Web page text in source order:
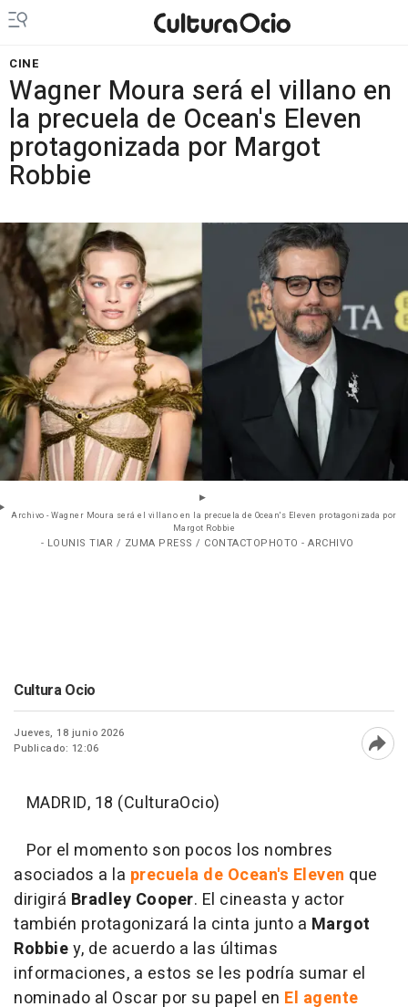
CINE
Wagner Moura será el villano en
la precuela de Ocean's Eleven
protagonizada por Margot
Robbie
Archivo - Wagner Moura será el villano en la precuela de Ocean's Eleven protagonizada por
Margot Robbie
- LOUNIS TIAR / ZUMA PRESS / CONTACTOPHOTO - ARCHIVO
Cultura Ocio
Jueves, 18 junio 2026
Publicado: 12:06
MADRID, 18 (CulturaOcio)
Por el momento son pocos los nombres
asociados a la precuela de Ocean's Eleven que
dirigirá Bradley Cooper. El cineasta y actor
también protagonizará la cinta junto a Margot
Robbiey, de acuerdo a las últimas
informaciones, a estos se les podría sumar el
nominado al Oscar por su papel en El agente